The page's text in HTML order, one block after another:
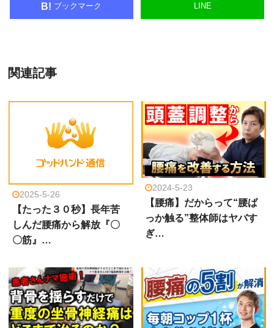
B! ブックマーク LINE
関連記事
2025-5-26
【たった３０秒】長年苦
しんだ腰痛から解放『〇
〇筋』…
2024-5-23
【腰痛】だからって“腰ば
っか触る”整体師はヤバす
ぎ…